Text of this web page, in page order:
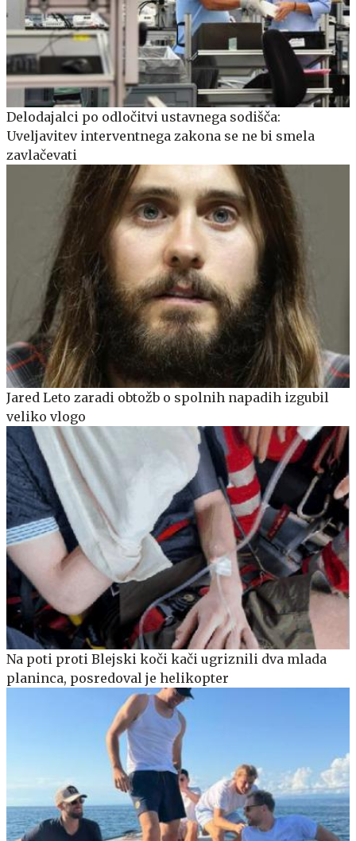
Delodajalci po odločitvi ustavnega sodišča:
Uveljavitev interventnega zakona se ne bi smela
zavlačevati
Jared Leto zaradi obtožb o spolnih napadih izgubil
veliko vlogo
Na poti proti Blejski koči kači ugriznili dva mlada
planinca, posredoval je helikopter